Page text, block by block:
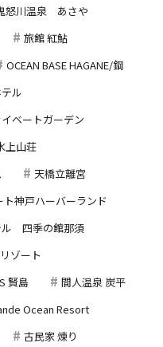
怒川温泉 あさや
旅館 紅鮎
OCEAN BASE HAGANE/鋼
ル
ベートガーデン
上山荘
天橋立離宮
神戸ハーバーランド
ル 四季の館那須
ゾート
賢島
間人温泉 炭平
Ocean Resort
古民家 煉り